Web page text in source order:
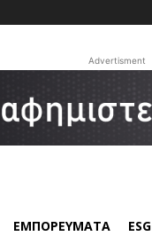
Advertisment
ΕΜΠΟΡΕΥΜΑΤΑ ESG